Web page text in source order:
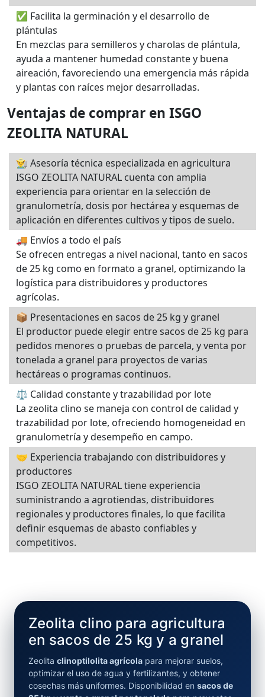
✅ Facilita la germinación y el desarrollo de
plántulas
En mezclas para semilleros y charolas de plántula,
ayuda a mantener humedad constante y buena
aireación, favoreciendo una emergencia más rápida
y plantas con raíces mejor desarrolladas.
Ventajas de comprar en ISGO
ZEOLITA NATURAL
👨‍🌾 Asesoría técnica especializada en agricultura
ISGO ZEOLITA NATURAL cuenta con amplia
experiencia para orientar en la selección de
granulometría, dosis por hectárea y esquemas de
aplicación en diferentes cultivos y tipos de suelo.
🚚 Envíos a todo el país
Se ofrecen entregas a nivel nacional, tanto en sacos
de 25 kg como en formato a granel, optimizando la
logística para distribuidores y productores
agrícolas.
📦 Presentaciones en sacos de 25 kg y granel
El productor puede elegir entre sacos de 25 kg para
pedidos menores o pruebas de parcela, y venta por
tonelada a granel para proyectos de varias
hectáreas o programas continuos.
⚖️ Calidad constante y trazabilidad por lote
La zeolita clino se maneja con control de calidad y
trazabilidad por lote, ofreciendo homogeneidad en
granulometría y desempeño en campo.
🤝 Experiencia trabajando con distribuidores y
productores
ISGO ZEOLITA NATURAL tiene experiencia
suministrando a agrotiendas, distribuidores
regionales y productores finales, lo que facilita
definir esquemas de abasto confiables y
competitivos.
Zeolita clino para agricultura
en sacos de 25 kg y a granel
Zeolita clinoptilolita agrícola para mejorar suelos,
optimizar el uso de agua y fertilizantes, y obtener
cosechas más uniformes. Disponibilidad en sacos de